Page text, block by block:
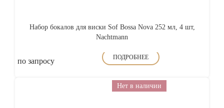
Набор бокалов для виски Sof Bossa Nova 252 мл, 4 шт,
Nachtmann
по запросу ПОДРОБНЕЕ
Нет в наличии